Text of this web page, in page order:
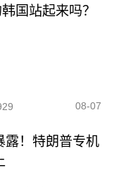
国站起来吗？
08-07
露！特朗普专机